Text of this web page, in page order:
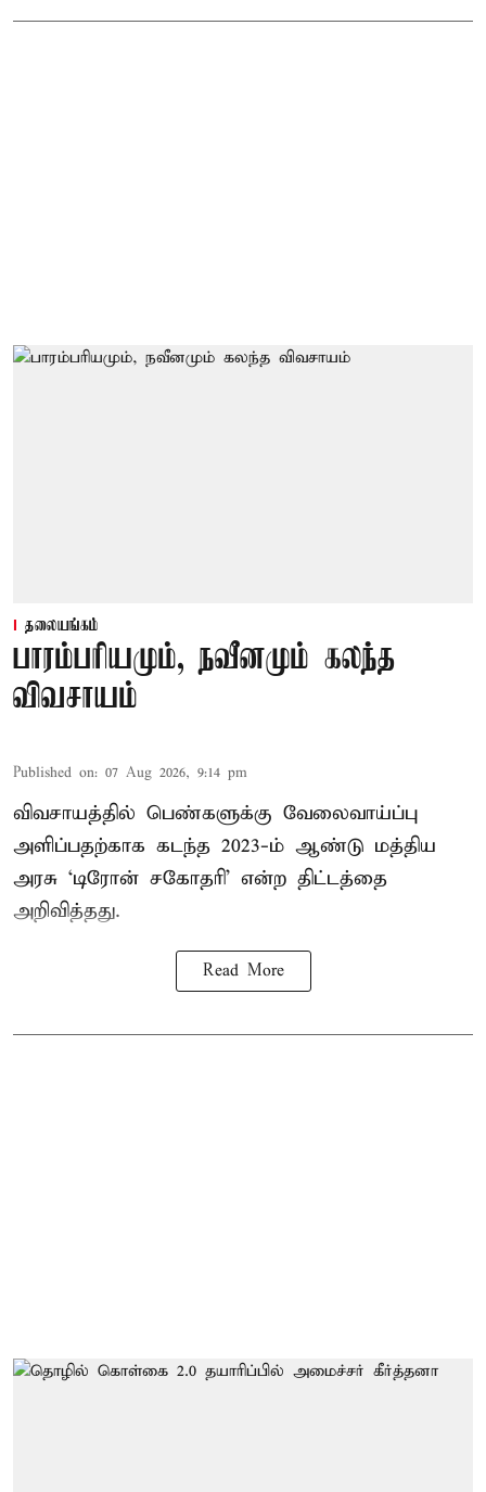
தலையங்கம்
பாரம்பரியமும், நவீனமும் கலந்த
விவசாயம்
Published on: 07 Aug 2026, 9:14 pm
விவசாயத்தில் பெண்களுக்கு வேலைவாய்ப்பு
அளிப்பதற்காக கடந்த 2023-ம் ஆண்டு மத்திய
அரசு ‘டிரோன் சகோதரி’ என்ற திட்டத்தை
அறிவித்தது.
Read More